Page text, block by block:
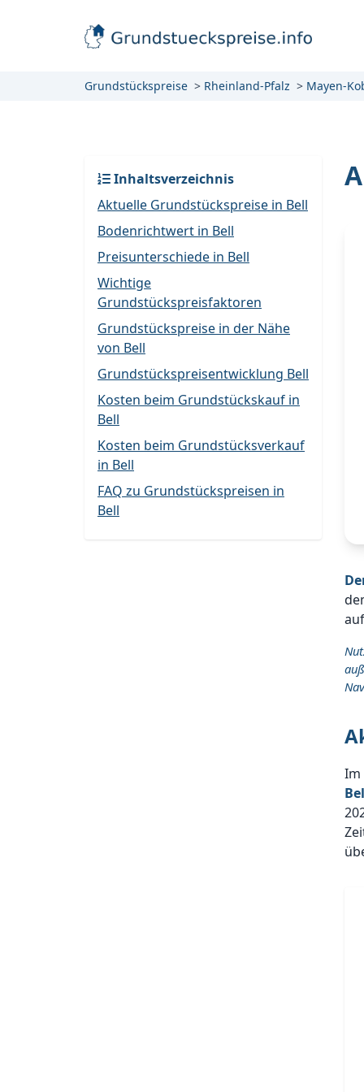
Grundstückspreise Rheinland-Pfalz Mayen-
Inhaltsverzeichnis
Aktuelle Grundstückspreise in Bell
Bodenrichtwert in Bell
Preisunterschiede in Bell
Wichtige
Grundstückspreisfaktoren
Grundstückspreise in der Nähe
von Bell
Grundstückspreisentwicklung Bell
Kosten beim Grundstückskauf in
Bell
Kosten beim Grundstücksverkauf
in Bell
FAQ zu Grundstückspreisen in
Bell
Im